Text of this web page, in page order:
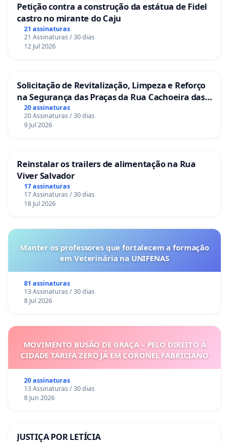
Petição contra a construção da estátua de Fidel
castro no mirante do Caju
21 assinaturas
21 Assinaturas / 30 dias
12 Jul 2026
Solicitação de Revitalização, Limpeza e Reforço
na Segurança das Praças da Rua Cachoeira das
Sete Ilhas
20 assinaturas
20 Assinaturas / 30 dias
9 Jul 2026
Reinstalar os trailers de alimentação na Rua
Viver Salvador
17 assinaturas
17 Assinaturas / 30 dias
18 Jul 2026
Manter os professores que fortalecem a formação
em Veterinária na UNIFENAS
81 assinaturas
13 Assinaturas / 30 dias
8 Jul 2026
MOVIMENTO BUSÃO DE GRAÇA – PELO DIREITO À
CIDADE TARIFA ZERO JÁ EM CORONEL FABRICIANO
20 assinaturas
13 Assinaturas / 30 dias
8 Jun 2026
JUSTIÇA POR LETÍCIA